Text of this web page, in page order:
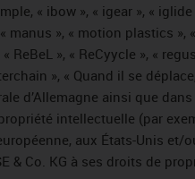
« ibow », « igear », «
manus », « motion plastics
ReBeL », « ReCyycle », «
», « Quand il se
d’Allemagne ainsi que
intellectuelle (par
aux États-Unis
Co. KG à ses droits de